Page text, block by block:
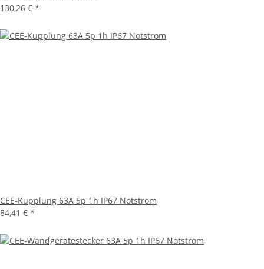
130,26 € *
CEE-Kupplung 63A 5p 1h IP67 Notstrom
84,41 € *